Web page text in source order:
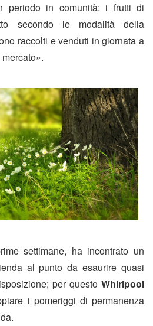
periodo in comunità: i frutti di
secondo le modalità della
raccolti e venduti in giornata a
settimane, ha incontrato un
al punto da esaurire quasi
per questo Whirlpool
i pomeriggi di permanenza